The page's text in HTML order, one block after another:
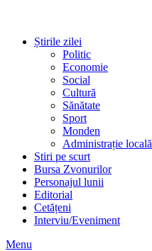
Știrile zilei
Politic
Economie
Social
Cultură
Sănătate
Sport
Monden
Administrație locală
Stiri pe scurt
Bursa Zvonurilor
Personajul lunii
Editorial
Cetățeni
Interviu/Eveniment
Menu